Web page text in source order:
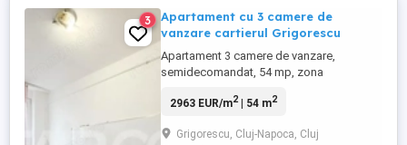
3
Apartament cu 3 camere de
vanzare cartierul Grigorescu
Apartament 3 camere de vanzare,
semidecomandat, 54 mp, zona
Imobiliare propune un apartament de
situat in localitatea Cluj-Napoca, zona
2963 EUR/m2| 54 m2
Grigorescu, Cluj-Napoca, Cluj